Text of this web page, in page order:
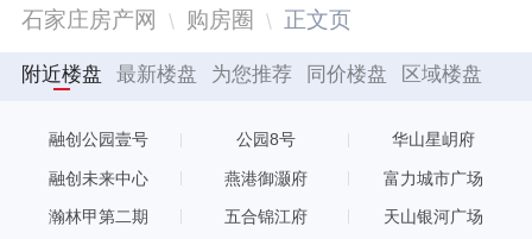
石家庄房产网 购房圈 正文页
附近楼盘 最新楼盘 为您推荐 同价楼盘 区域楼盘
融创公园壹号 公园8号 华山星岄府
融创未来中心 燕港御灏府 富力城市广场
瀚林甲第二期 五合锦江府 天山银河广场